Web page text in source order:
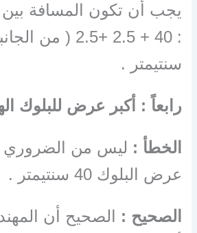
يجب أن تكون المسافة
سنتيمتر .
رابعاً : أكبر عرض للبلوك
الخطأ : ليس من الضروري
عرض البلوك 40 سنتيمتر .
الصحيح :
الصحيح أن